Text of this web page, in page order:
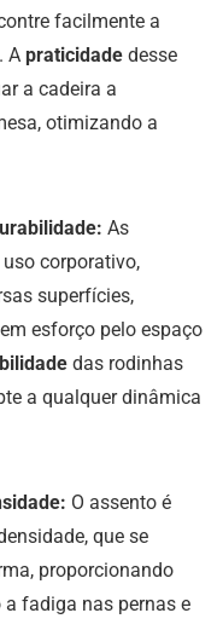
facilmente a
A praticidade desse
a cadeira a
otimizando a
As
corporativo,
superfícies,
esforço pelo espaço
das rodinhas
a qualquer dinâmica
O assento é
que se
proporcionando
a fadiga nas pernas e